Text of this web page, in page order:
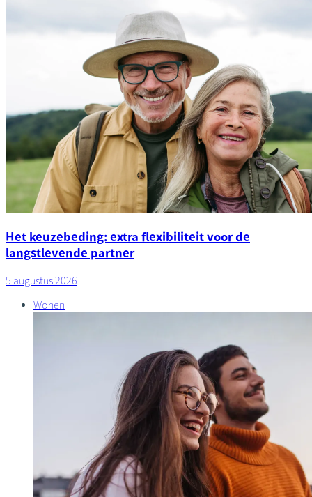
Het keuzebeding: extra flexibiliteit voor de
langstlevende partner
5 augustus 2026
Wonen